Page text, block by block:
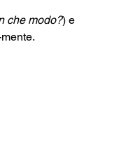
che modo?) e